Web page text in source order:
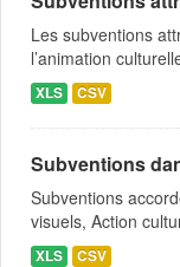
Les subventions
l’animation
XLS CSV
Subventions
Subventions
visuels, Action
XLS CSV